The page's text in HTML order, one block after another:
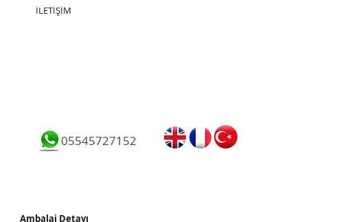
05545727152
İLETİŞİM
Ambalaj Detayı